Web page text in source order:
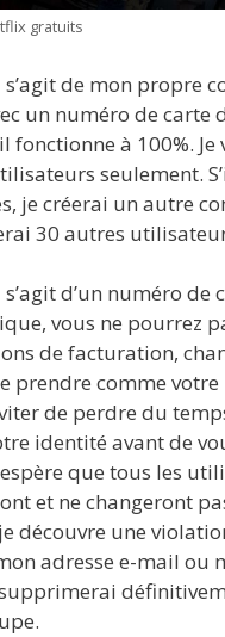
gratuits
s’agit de mon propre
un numéro de carte
fonctionne à 100%.
seulement.
je créerai un autre
30 autres
d’un numéro de
vous ne pourrez
de facturation,
prendre comme
de perdre du
identité avant de
que tous les
et ne changeront
découvre une
adresse e-mail ou